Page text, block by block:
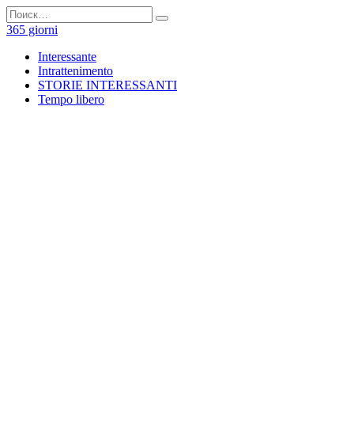
Перейти
к
содержанию
Search
for:
365 giorni
Interessante
Intrattenimento
STORIE INTERESSANTI
Tempo libero